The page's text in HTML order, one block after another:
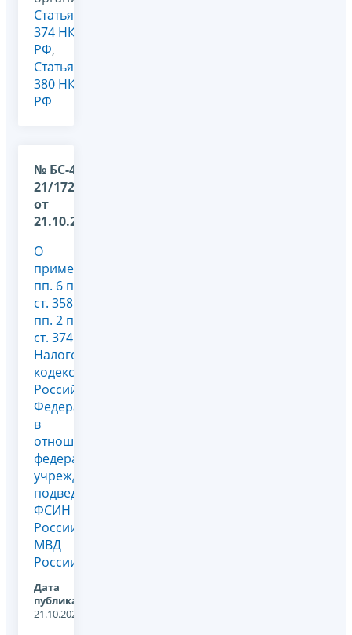
Статья
374 НК
РФ,
Статья
380 НК
РФ
№ БС-4-
21/17256@
от
21.10.2020
О
применении
пп. 6 п. 2
ст. 358 и
пп. 2 п. 4
ст. 374
Налогового
кодекса
Российской
Федерации
в
отношении
федеральных
учреждений,
подведомственных
ФСИН
России и
МВД
России
Дата
публикации:
21.10.2020